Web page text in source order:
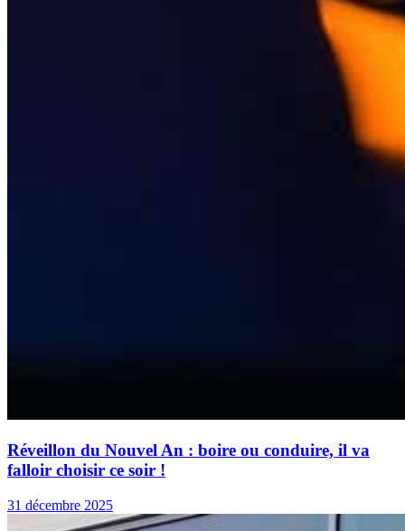
Réveillon du Nouvel An : boire ou conduire, il va
falloir choisir ce soir !
31 décembre 2025